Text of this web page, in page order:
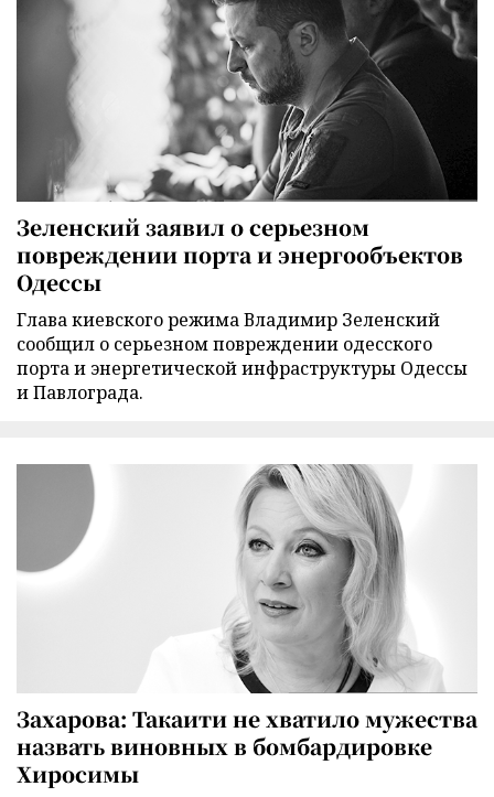
Зеленский заявил о серьезном
повреждении порта и энергообъектов
Одессы
Глава киевского режима Владимир Зеленский
сообщил о серьезном повреждении одесского
порта и энергетической инфраструктуры Одессы
и Павлограда.
Захарова: Такаити не хватило мужества
назвать виновных в бомбардировке
Хиросимы